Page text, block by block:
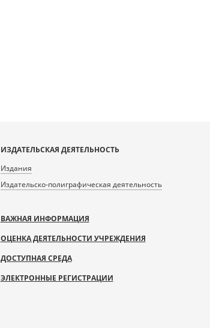
ИЗДАТЕЛЬСКАЯ ДЕЯТЕЛЬНОСТЬ
Издания
Издательско-полиграфическая деятельность
ВАЖНАЯ ИНФОРМАЦИЯ
ОЦЕНКА ДЕЯТЕЛЬНОСТИ УЧРЕЖДЕНИЯ
ДОСТУПНАЯ СРЕДА
ЭЛЕКТРОННЫЕ РЕГИСТРАЦИИ